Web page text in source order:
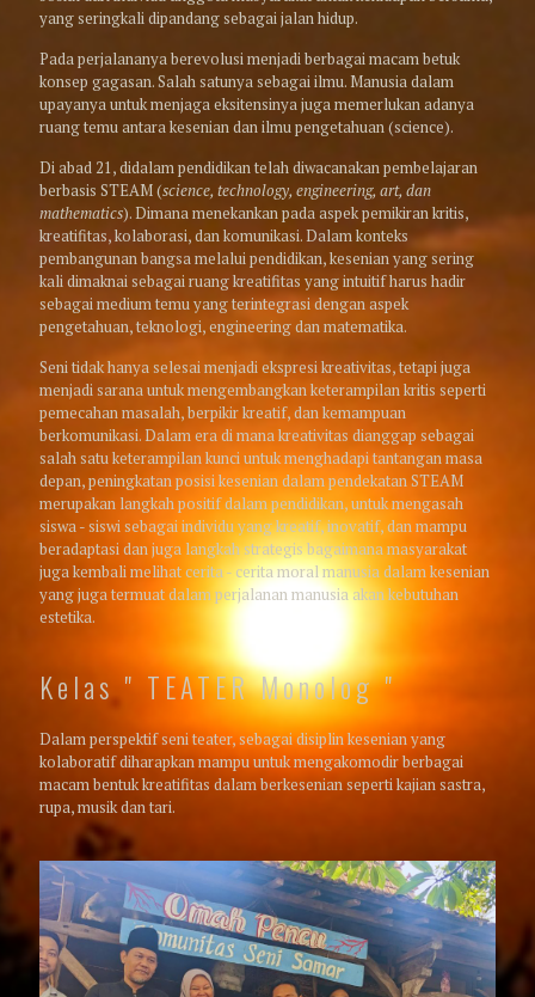
yang seringkali dipandang sebagai jalan hidup.
Pada perjalananya berevolusi menjadi berbagai macam betuk
konsep gagasan. Salah satunya sebagai ilmu. Manusia dalam
upayanya untuk menjaga eksitensinya juga memerlukan adanya
ruang temu antara kesenian dan ilmu pengetahuan (science).
Di abad 21, didalam pendidikan telah diwacanakan pembelajaran
berbasis STEAM (science, technology, engineering, art, dan
mathematics). Dimana menekankan pada aspek pemikiran kritis,
kreatifitas, kolaborasi, dan komunikasi. Dalam konteks
pembangunan bangsa melalui pendidikan, kesenian yang sering
kali dimaknai sebagai ruang kreatifitas yang intuitif harus hadir
sebagai medium temu yang terintegrasi dengan aspek
pengetahuan, teknologi, engineering dan matematika.
Seni tidak hanya selesai menjadi ekspresi kreativitas, tetapi juga
menjadi sarana untuk mengembangkan keterampilan kritis seperti
pemecahan masalah, berpikir kreatif, dan kemampuan
berkomunikasi. Dalam era di mana kreativitas dianggap sebagai
salah satu keterampilan kunci untuk menghadapi tantangan masa
depan, peningkatan posisi kesenian dalam pendekatan STEAM
merupakan langkah positif dalam pendidikan, untuk mengasah
siswa - siswi sebagai individu yang kreatif, inovatif, dan mampu
beradaptasi dan juga langkah strategis bagaimana masyarakat
juga kembali melihat cerita - cerita moral manusia dalam kesenian
yang juga termuat dalam perjalanan manusia akan kebutuhan
estetika.
Kelas " TEATER Monolog "
Dalam perspektif seni teater, sebagai disiplin kesenian yang
kolaboratif diharapkan mampu untuk mengakomodir berbagai
macam bentuk kreatifitas dalam berkesenian seperti kajian sastra,
rupa, musik dan tari.